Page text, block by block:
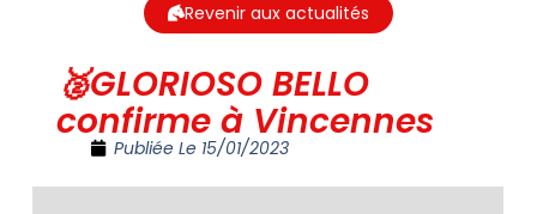
Revenir aux actualités
🥈GLORIOSO BELLO
confirme à Vincennes
Publiée Le 15/01/2023